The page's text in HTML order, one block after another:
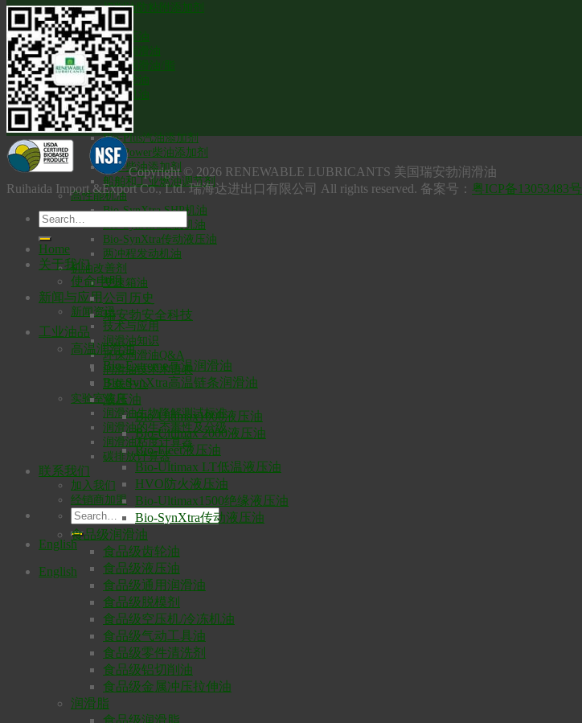
切削油防粘附添加剂
VGP船用油品
VGP船用液压油
VGP艉轴管润滑油
VGP钢丝绳润滑油/脂
VGP环保齿轮油
两冲程舷外机油
车用油品
燃油添加剂
Bio-Plus汽油添加剂
Bio-Power柴油添加剂
冬季柴油添加剂
船舶和工业燃油调节剂
高性能机油
Bio-SynXtra SHP机油
Bio-SynXtra重载机油
Bio-SynXtra传动液压油
两冲程发动机油
机油改善剂
变速箱油
新闻与应用
新闻资讯
技术与应用
润滑油知识
环保润滑油Q&A
润滑油技术术语表
下载中心
实验室信息
润滑油生物降解测试标准
润滑油的生态毒性及分级
润滑油粘度计算器
碳排放计算器
联系我们
加入我们
经销商加盟
English
English
Copyright © 2026 RENEWABLE LUBRICANTS 美国瑞安勃润滑油
Ruihaida Import &Export Co., Ltd. 瑞海达进出口有限公司 All rights reserved. 备案号： 粤ICP备13053483号
Home
关于我们
使命申明
公司历史
瑞安勃安全科技
工业油品
高温润滑油
Bio-Extreme高温润滑油
Bio-SynXtra高温链条润滑油
液压油
Bio-Ultimax1000液压油
Bio-Ultimax 2000液压油
Bio-Fleet液压油
Bio-Ultimax LT低温液压油
HVO防火液压油
Bio-Ultimax1500绝缘液压油
Bio-SynXtra传动液压油
食品级润滑油
食品级齿轮油
食品级液压油
食品级通用润滑油
食品级脱模剂
食品级空压机/冷冻机油
食品级气动工具油
食品级零件清洗剂
食品级铝切削油
食品级金属冲压拉伸油
润滑脂
食品级润滑脂